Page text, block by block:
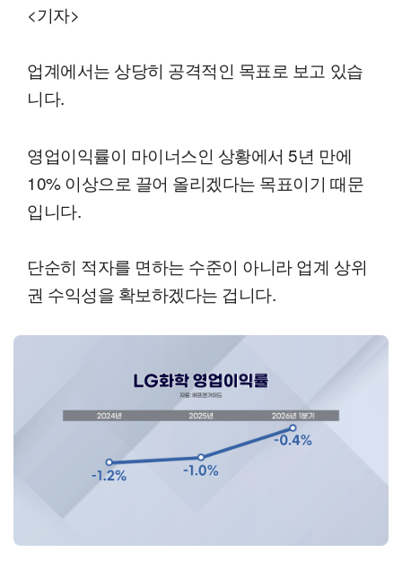
<기자>
업계에서는 상당히 공격적인 목표로 보고 있습
니다.
영업이익률이 마이너스인 상황에서 5년 만에
10% 이상으로 끌어 올리겠다는 목표이기 때문
입니다.
단순히 적자를 면하는 수준이 아니라 업계 상위
권 수익성을 확보하겠다는 겁니다.